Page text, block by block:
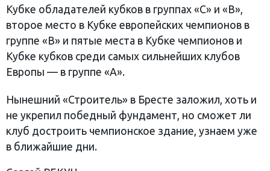
Кубке обладателей кубков в группах «С» и «В»,
второе место в Кубке европейских чемпионов в
группе «В» и пятые места в Кубке чемпионов и
Кубке кубков среди самых сильнейших клубов
Европы — в группе «А».
Нынешний «Строитель» в Бресте заложил, хоть и
не укрепил победный фундамент, но сможет ли
клуб достроить чемпионское здание, узнаем уже
в ближайшие дни.